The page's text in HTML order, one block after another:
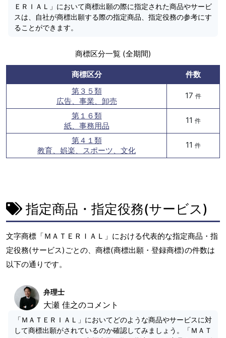
ＥＲＩＡＬ」において商標出願の際に指定された商品やサービ
スは、自社が商標出願する際の指定商品、指定役務の参考にす
ることができます。
商標区分一覧 (全期間)
商標区分
件数
第３５類
広告、事業、卸売
17 件
第１６類
紙、事務用品
11 件
第４１類
教育、娯楽、スポーツ、文化
11 件
指定商品・指定役務(サービス)
文字商標「ＭＡＴＥＲＩＡＬ」における代表的な指定商品・指
定役務(サービス)ごとの、商標(商標出願・登録商標)の件数は
以下の通りです。
弁理士
大瀬 佳之のコメント
「ＭＡＴＥＲＩＡＬ」においてどのような商品やサービスに対
して商標出願がされているのか確認してみましょう。「ＭＡＴ